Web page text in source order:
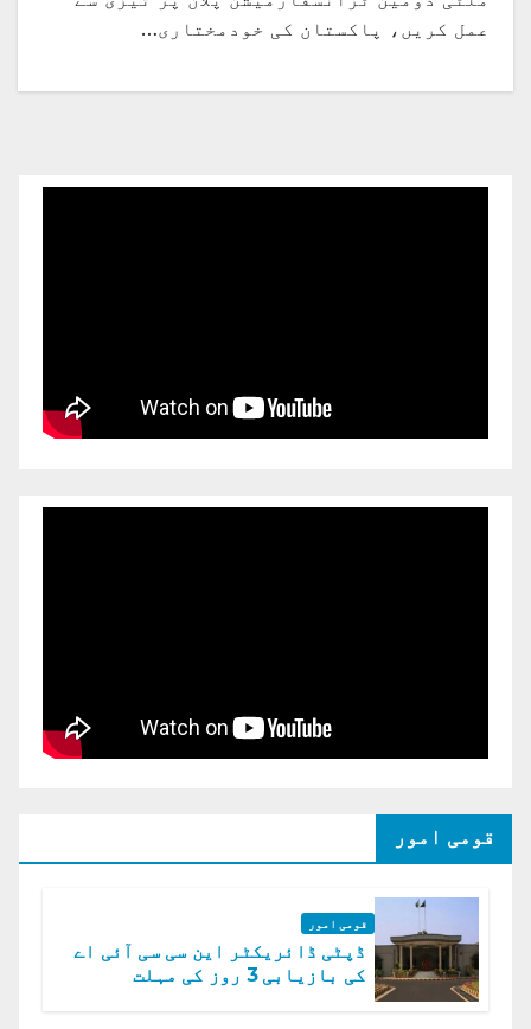
عمل کریں، پاکستان کی خودمختاری…
قومی امور
قومی امور
ڈپٹی ڈائریکٹر این سی سی آئی اے
کی بازیابی 3 روز کی مہلت